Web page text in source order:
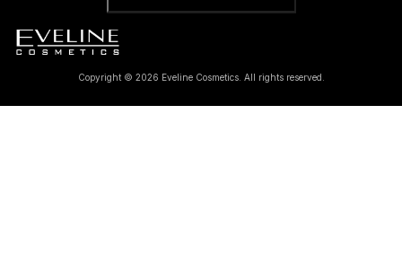
Copyright © 2026 Eveline Cosmetics. All rights reserved.